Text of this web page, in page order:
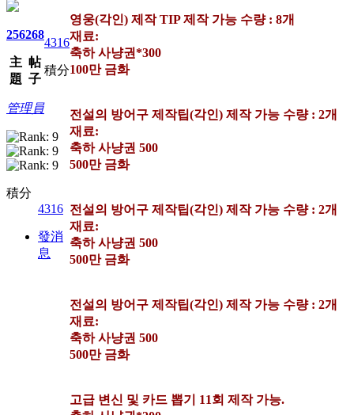
256
主
題
268
帖
子
4316
積分
管理員
積分
4316
發消
息
영웅(각인) 제작 TIP 제작 가능 수량 : 8개
재료:
축하 사냥권*300
100만 금화
전설의 방어구 제작팁(각인) 제작 가능 수량 : 2개
재료:
축하 사냥권 500
500만 금화
전설의 방어구 제작팁(각인) 제작 가능 수량 : 2개
재료:
축하 사냥권 500
500만 금화
전설의 방어구 제작팁(각인) 제작 가능 수량 : 2개
재료:
축하 사냥권 500
500만 금화
고급 변신 및 카드 뽑기 11회 제작 가능.